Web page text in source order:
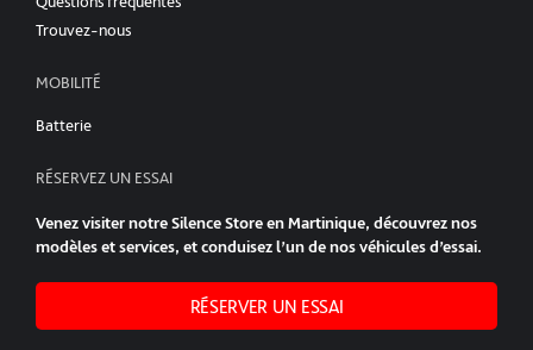
Trouvez-nous
MOBILITÉ
Batterie
RÉSERVEZ UN ESSAI
Venez visiter notre Silence Store en Martinique, découvrez nos
modèles et services, et conduisez l’un de nos véhicules d’essai.
RÉSERVER UN ESSAI